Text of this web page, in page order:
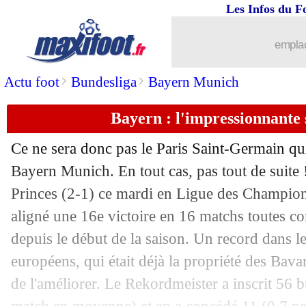
Actu foot> Bundesliga> Bayern Munich
Les Infos du
Bayern : l'impressionnante
Ce ne sera donc pas le Paris Saint-Germain
Bayern Munich. En tout cas, pas tout de suite
Princes (2-1) ce mardi en Ligue des
aligné une 16e victoire en 16 matchs toutes
depuis le début de la saison. Un record dans
européens, qui était déjà la propriété des
de l'améliorer. Le Rekordmeister a inscrit 56
Liverpool
05/11 Bayern
05/11 OM: Aguerd finalement dans le
05/11 Liverpool : Slot a adoré le match de
05/11 PSG: Hummels, au bon souvenir du
05/11 Liverpool: Alexander-Arnold, Van
Bayern : Kompany impressionné par
05/11 Bayern : Kompany a une pensée